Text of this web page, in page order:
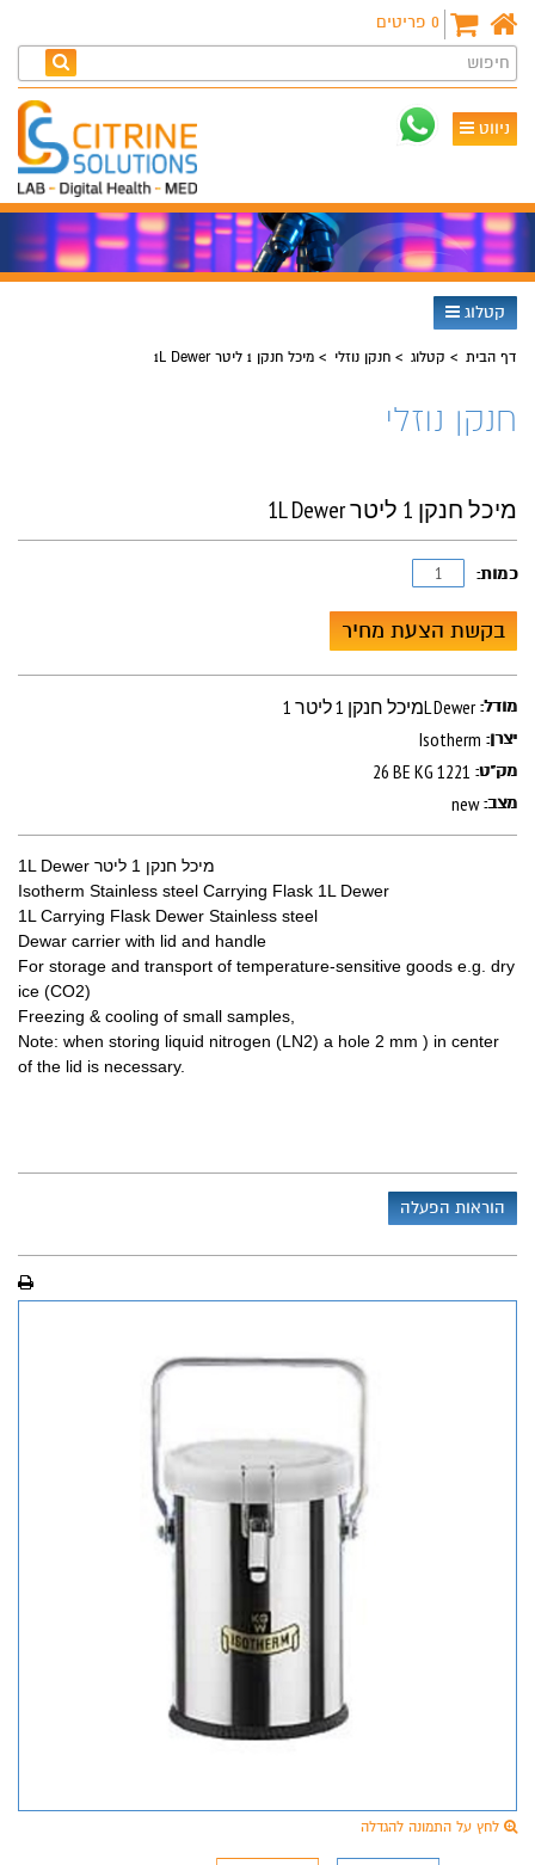
0 פריטים
חיפוש
ניווט
קטלוג
דף הבית קטלוג חנקן נוזלי מיכל חנקן 1 ליטר 1L Dewer
חנקן נוזלי
מיכל חנקן 1 ליטר 1L Dewer
כמות:
בקשת הצעת מחיר
מודל: מיכל חנקן 1 ליטר 1L Dewer
יצרן: Isotherm
מק"ט: 26 BE KG 1221
מצב: new
מיכל חנקן 1 ליטר 1L Dewer
Isotherm Stainless steel Carrying Flask 1L Dewer
1L Carrying Flask Dewer Stainless steel
Dewar carrier with lid and handle
For storage and transport of temperature-sensitive goods e.g. dry
ice (CO2)
Freezing & cooling of small samples,
Note: when storing liquid nitrogen (LN2) a hole 2 mm ) in center
of the lid is necessary.
הוראות הפעלה
לחץ על התמונה להגדלה